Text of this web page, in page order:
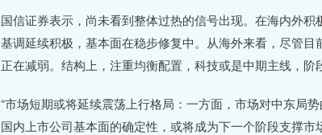
国信证券表示，尚未看到整体过热的信号出现。在海内外
基调延续积极，基本面在稳步修复中。从海外来看，尽管
正在减弱。结构上，注重均衡配置，科技或是中期主线，阶
“市场短期或将延续震荡上行格局：一方面，市场对中东局
国内上市公司基本面的确定性，或将成为下一个阶段支撑市